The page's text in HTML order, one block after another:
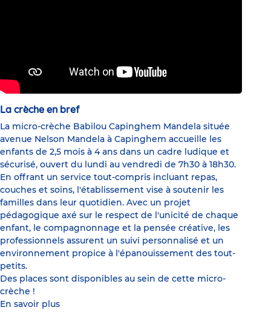
La crèche en bref
La micro-crèche Babilou Capinghem Mandela située
avenue Nelson Mandela à Capinghem accueille les
enfants de 2,5 mois à 4 ans dans un cadre ludique et
sécurisé, ouvert du lundi au vendredi de 7h30 à 18h30.
En offrant un service tout-compris incluant repas,
couches et soins, l'établissement vise à soutenir les
familles dans leur quotidien. Avec un projet
pédagogique axé sur le respect de l'unicité de chaque
enfant, le compagnonnage et la pensée créative, les
professionnels assurent un suivi personnalisé et un
environnement propice à l'épanouissement des tout-
petits.
Des places sont disponibles au sein de cette micro-
crèche !
En savoir plus